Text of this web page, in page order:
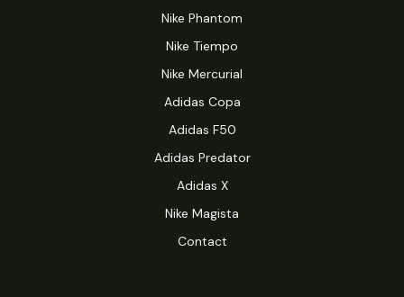
Nike Phantom
Nike Tiempo
Nike Mercurial
Adidas Copa
Adidas F50
Adidas Predator
Adidas X
Nike Magista
Contact